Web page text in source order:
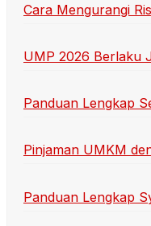
Cara Mengurangi
UMP 2026 Berlaku
Panduan Lengkap
Pinjaman UMKM
Panduan Lengkap